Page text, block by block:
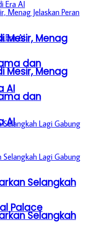
Mesir, Menag
dan
AI
Selangkah
Palace
Mesir, Menag
dan
AI
Selangkah